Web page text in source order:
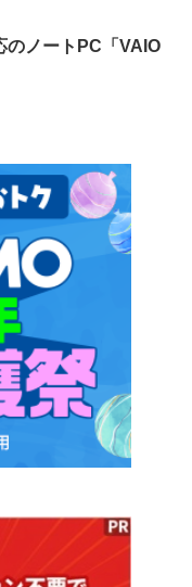
のノートPC「VAIO